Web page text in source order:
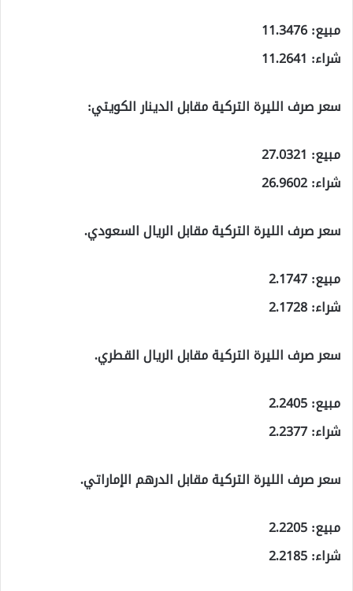
مبيع: 11.3476
شراء: 11.2641
سعر صرف الليرة التركية مقابل الدينار الكويتي:
مبيع: 27.0321
شراء: 26.9602
سعر صرف الليرة التركية مقابل الريال السعودي.
مبيع: 2.1747
شراء: 2.1728
سعر صرف الليرة التركية مقابل الريال القطري.
مبيع: 2.2405
شراء: 2.2377
سعر صرف الليرة التركية مقابل الدرهم الإماراتي.
مبيع: 2.2205
شراء: 2.2185